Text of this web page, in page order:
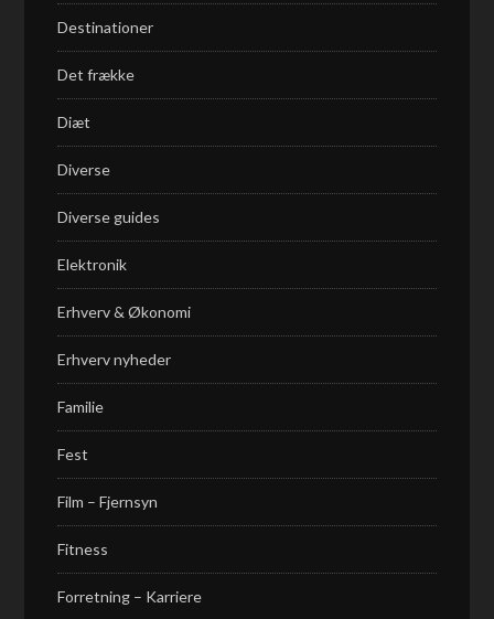
Destinationer
Det frække
Diæt
Diverse
Diverse guides
Elektronik
Erhverv & Økonomi
Erhverv nyheder
Familie
Fest
Film – Fjernsyn
Fitness
Forretning – Karriere